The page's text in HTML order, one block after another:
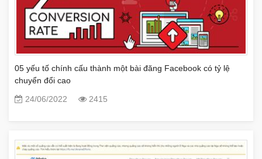
05 yếu tố chính cấu thành một bài đăng Facebook có tỷ lệ
chuyển đổi cao
24/06/2022
2415